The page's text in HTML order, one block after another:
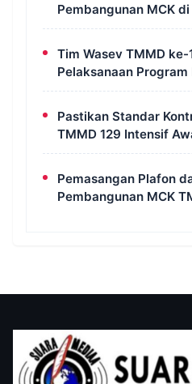
Pembangunan MCK
Rampung Dikerjakan
Tim Wasev TMMD ke-
Pelaksanaan Program
Selatan
Pastikan Standar
TMMD 129 Intensif
MCK di Wanam
Pemasangan Plafon
Pembangunan MCK